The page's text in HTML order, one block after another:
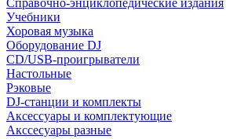
Справочно-энциклопедические издания
Учебники
Хоровая музыка
Оборудование DJ
CD/USB-проигрыватели
Настольные
Рэковые
DJ-станции и комплекты
Аксессуары и комплектующие
Акссесуары разные